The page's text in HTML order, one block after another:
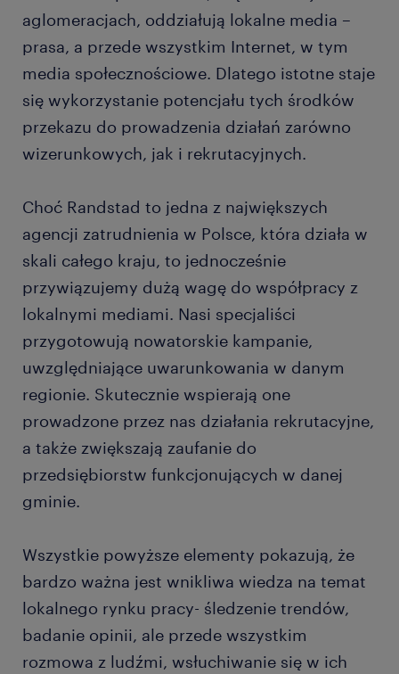
aglomeracjach, oddziałują lokalne media –
prasa, a przede wszystkim Internet, w tym
media społecznościowe. Dlatego istotne staje
się wykorzystanie potencjału tych środków
przekazu do prowadzenia działań zarówno
wizerunkowych, jak i rekrutacyjnych.
Choć Randstad to jedna z największych
agencji zatrudnienia w Polsce, która działa w
skali całego kraju, to jednocześnie
przywiązujemy dużą wagę do współpracy z
lokalnymi mediami. Nasi specjaliści
przygotowują nowatorskie kampanie,
uwzględniające uwarunkowania w danym
regionie. Skutecznie wspierają one
prowadzone przez nas działania rekrutacyjne,
a także zwiększają zaufanie do
przedsiębiorstw funkcjonujących w danej
gminie.
Wszystkie powyższe elementy pokazują, że
bardzo ważna jest wnikliwa wiedza na temat
lokalnego rynku pracy- śledzenie trendów,
badanie opinii, ale przede wszystkim
rozmowa z ludźmi, wsłuchiwanie się w ich